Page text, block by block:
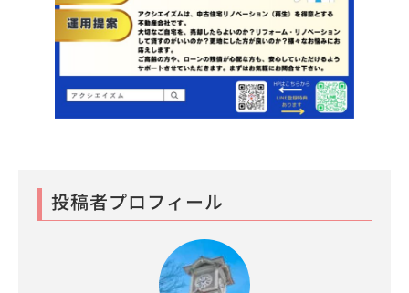
投稿者プロフィール